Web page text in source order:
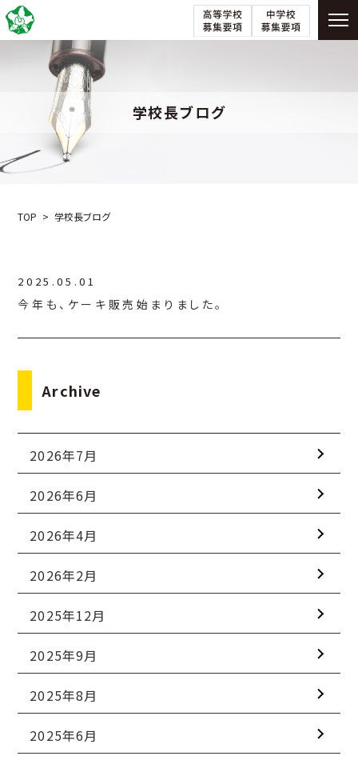
学校長ブログ
TOP 学校長ブログ
2025.05.01
今年も、ケーキ販売始まりました。
Archive
2026年7月
2026年6月
2026年4月
2026年2月
2025年12月
2025年9月
2025年8月
2025年6月